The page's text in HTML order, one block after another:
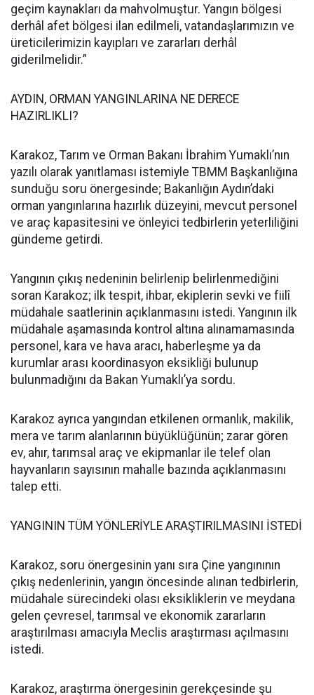
geçim kaynakları da mahvolmuştur. Yangın bölgesi
derhâl afet bölgesi ilan edilmeli, vatandaşlarımızın ve
üreticilerimizin kayıpları ve zararları derhâl
giderilmelidir.”
AYDIN, ORMAN YANGINLARINA NE DERECE
HAZIRLIKLI?
Karakoz, Tarım ve Orman Bakanı İbrahim Yumaklı’nın
yazılı olarak yanıtlaması istemiyle TBMM Başkanlığına
sunduğu soru önergesinde; Bakanlığın Aydın’daki
orman yangınlarına hazırlık düzeyini, mevcut personel
ve araç kapasitesini ve önleyici tedbirlerin yeterliliğini
gündeme getirdi.
Yangının çıkış nedeninin belirlenip belirlenmediğini
soran Karakoz; ilk tespit, ihbar, ekiplerin sevki ve fiilî
müdahale saatlerinin açıklanmasını istedi. Yangının ilk
müdahale aşamasında kontrol altına alınamamasında
personel, kara ve hava aracı, haberleşme ya da
kurumlar arası koordinasyon eksikliği bulunup
bulunmadığını da Bakan Yumaklı’ya sordu.
Karakoz ayrıca yangından etkilenen ormanlık, makilik,
mera ve tarım alanlarının büyüklüğünün; zarar gören
ev, ahır, tarımsal araç ve ekipmanlar ile telef olan
hayvanların sayısının mahalle bazında açıklanmasını
talep etti.
YANGININ TÜM YÖNLERİYLE ARAŞTIRILMASINI İSTEDİ
Karakoz, soru önergesinin yanı sıra Çine yangınının
çıkış nedenlerinin, yangın öncesinde alınan tedbirlerin,
müdahale sürecindeki olası eksikliklerin ve meydana
gelen çevresel, tarımsal ve ekonomik zararların
araştırılması amacıyla Meclis araştırması açılmasını
istedi.
Karakoz, araştırma önergesinin gerekçesinde şu